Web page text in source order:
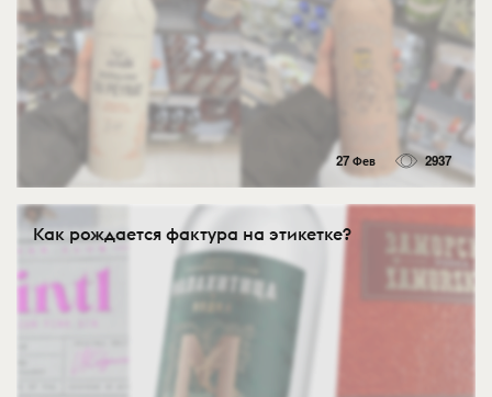
27 Фев 2937
Как рождается фактура на этикетке?